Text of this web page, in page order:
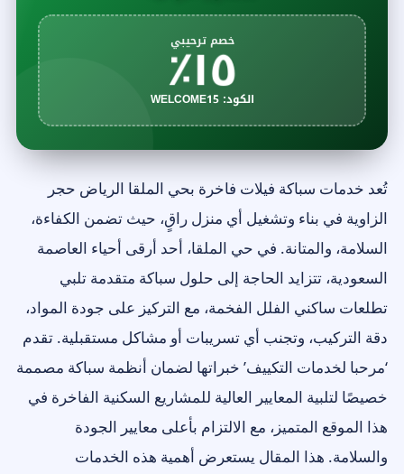
خصم ترحيبي
١٥٪الكود: WELCOME15
تُعد خدمات سباكة فيلات فاخرة بحي الملقا الرياض حجر
الزاوية في بناء وتشغيل أي منزل راقٍ، حيث تضمن الكفاءة،
السلامة، والمتانة. في حي الملقا، أحد أرقى أحياء العاصمة
السعودية، تتزايد الحاجة إلى حلول سباكة متقدمة تلبي
تطلعات ساكني الفلل الفخمة، مع التركيز على جودة المواد،
دقة التركيب، وتجنب أي تسريبات أو مشاكل مستقبلية. تقدم
‘مرحبا لخدمات التكييف’ خبراتها لضمان أنظمة سباكة مصممة
خصيصًا لتلبية المعايير العالية للمشاريع السكنية الفاخرة في
هذا الموقع المتميز، مع الالتزام بأعلى معايير الجودة
والسلامة. هذا المقال يستعرض أهمية هذه الخدمات